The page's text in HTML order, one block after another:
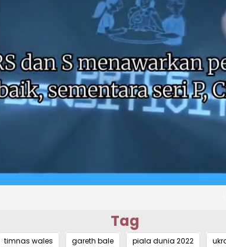
Tag
timnas wales gareth bale piala dunia 2022